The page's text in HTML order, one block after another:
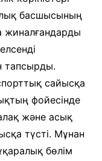
басшысының
жиналғандарды
тапсырды.
сайысқа
фойесінде
және асық
түсті. Мұнан
бөлім